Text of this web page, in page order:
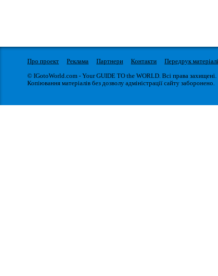
Про проект Реклама Партнери Контакти
Передрук
© IGotoWorld.com - Your GUIDE TO the WORLD. Всі права захищені.
Копіювання матеріалів без дозволу адміністрації сайту заборонено.